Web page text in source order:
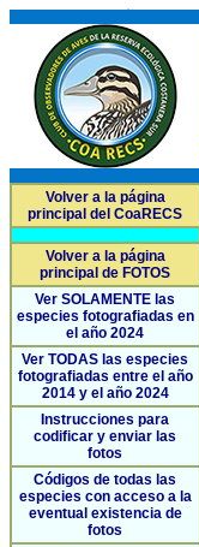
Volver a la página
principal del CoaRECS
Volver a la página
principal de FOTOS
Ver SOLAMENTE las
especies fotografiadas en
el año 2024
Ver TODAS las especies
fotografiadas entre el año
2014 y el año 2024
Instrucciones para
codificar y enviar las
fotos
Códigos de todas las
especies con acceso a la
eventual existencia de
fotos